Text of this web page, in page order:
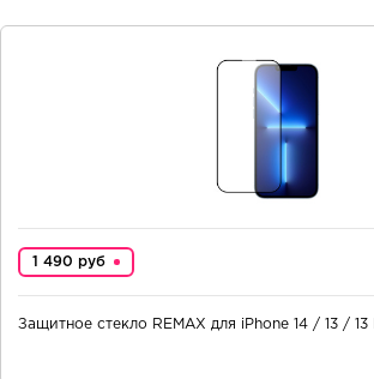
1 490 руб
Защитное стекло REMAX для iPhone 14 / 13 / 13